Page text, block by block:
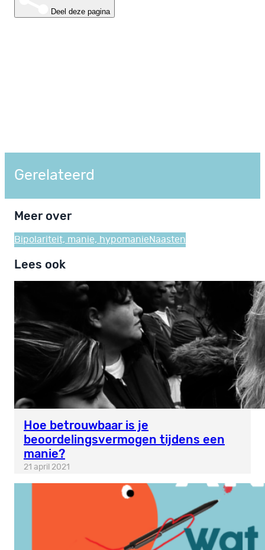
Deel deze pagina
Gerelateerd
Meer over
Bipolariteit, manie, hypomanie Naasten
Lees ook
Hoe betrouwbaar is je
beoordelingsvermogen tijdens een
manie?
21 april 2021